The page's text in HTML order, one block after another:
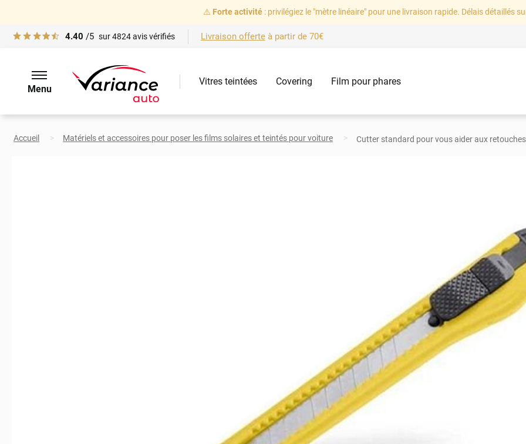
⚠️ Forte activité: privilégiez le "mètre linéaire" pour une livraison rapide. Délais détaillés
4.40 /5 sur4824avis vérifiés Livraison offerteà partir de 70€
Menu
Vitres teintées Covering Film pour phares
Accueil Matériels et accessoires pour poser les films solaires et teintés pour voiture Cutter standard pour vous aider aux retouches